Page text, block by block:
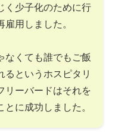
く少子化のために行
用しました。
なくても誰でもご飯
るというホスピタリ
リーバードはそれを
に成功しました。